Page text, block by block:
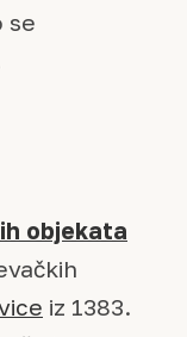
se
objekata
iz 1383.